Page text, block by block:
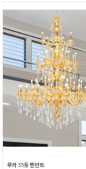
루카 55등 펜던트